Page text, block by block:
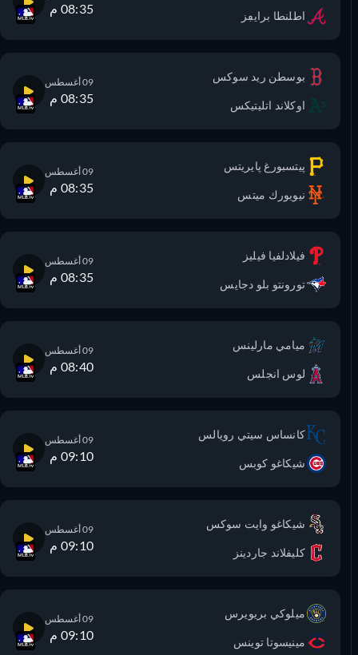
اطلنطا برايڢز 08:35 م
بوسطن ريد سوكس
اوكلاند اتليتيكس 08:35 م
پيتسبورغ پايريتس
نيويورك ميتس 08:35 م
فيلادلفيا فيليز
تورونتو بلو دجايس 08:35 م
ميامي مارلينس
لوس انجلس 08:40 م
كانساس سيتي رويالس
شيكاغو كوبس 09:10 م
شيكاغو وايت سوكس
كليفلاند جاردينز 09:10 م
ميلوكي بريويرس
مينيسوتا توينس 09:10 م